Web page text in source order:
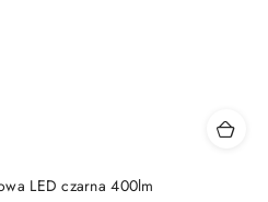
LED czarna 400lm